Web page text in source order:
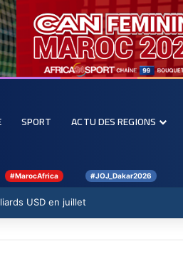
SPORT ACTU DES REGIONS
#MarocAfrica #JOJ_Dakar2026
USD en juillet